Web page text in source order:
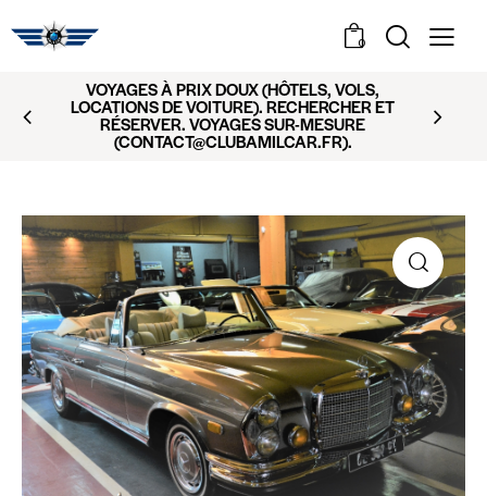
0
VOYAGES À PRIX DOUX (HÔTELS, VOLS,
LOCATIONS DE VOITURE). RECHERCHER ET
RÉSERVER. VOYAGES SUR-MESURE
(CONTACT@CLUBAMILCAR.FR).